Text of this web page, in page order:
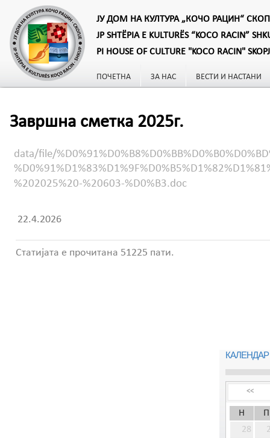
ЈУ ДОМ НА КУЛТУРА „КОЧО РАЦИН“
JP SHTËPIA E KULTURËS “KOCO RACIN”
PI HOUSE OF CULTURE "KOCO RACIN"
ПОЧЕТНА ЗА НАС ВЕСТИ И НАСТАНИ
Завршна сметка 2025г.
data/file/
%202025%20-%20603-%D0%B3.doc
22.4.2026
Статијата е прочитана 51225 пати.
<<
Н
П
28